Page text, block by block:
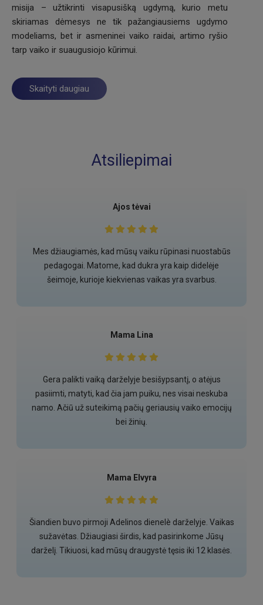
misija – užtikrinti visapusišką ugdymą, kurio metu
skiriamas dėmesys ne tik pažangiausiems ugdymo
modeliams, bet ir asmeninei vaiko raidai, artimo ryšio
tarp vaiko ir suaugusiojo kūrimui.
Skaityti daugiau
Atsiliepimai
Ajos tėvai
Mes džiaugiamės, kad mūsų vaiku rūpinasi nuostabūs
pedagogai. Matome, kad dukra yra kaip didelėje
šeimoje, kurioje kiekvienas vaikas yra svarbus.
Mama Lina
Gera palikti vaiką darželyje besišypsantį, o atėjus
pasiimti, matyti, kad čia jam puiku, nes visai neskuba
namo. Ačiū už suteikimą pačių geriausių vaiko emocijų
bei žinių.
Mama Elvyra
Šiandien buvo pirmoji Adelinos dienelè darželyje. Vaikas
sužavėtas. Džiaugiasi širdis, kad pasirinkome Jūsų
darželį. Tikiuosi, kad mūsų draugystė tęsis iki 12 klasės.